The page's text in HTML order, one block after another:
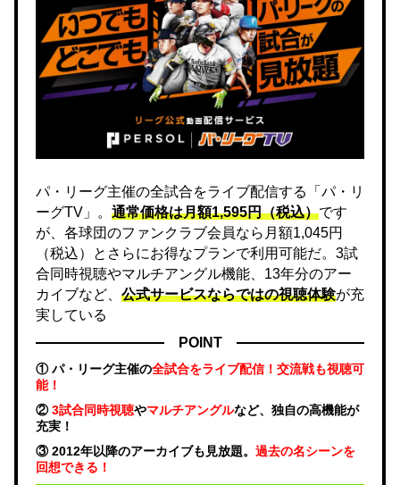
パ・リーグ主催の全試合をライブ配信する「パ・リ
ーグTV」。 通常価格は月額1,595円（税込）です
が、各球団のファンクラブ会員なら月額1,045円
（税込）とさらにお得なプランで利用可能だ。3試
合同時視聴やマルチアングル機能、13年分のアー
カイブなど、 公式サービスならではの視聴体験が充
実している
POINT
① パ・リーグ主催の全試合をライブ配信！交流戦も視聴可
能！
②3試合同時視聴やマルチアングルなど、独自の高機能が
充実！
③ 2012年以降のアーカイブも見放題。 過去の名シーンを
回想できる！